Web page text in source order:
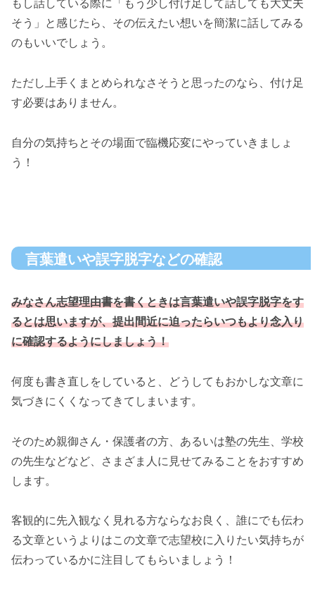
もし話している際に「もう少し付け足して話しても大丈夫
そう」と感じたら、その伝えたい想いを簡潔に話してみる
のもいいでしょう。
ただし上手くまとめられなさそうと思ったのなら、付け足
す必要はありません。
自分の気持ちとその場面で臨機応変にやっていきましょ
う！
言葉遣いや誤字脱字などの確認
みなさん志望理由書を書くときは言葉遣いや誤字脱字をす
るとは思いますが、提出間近に迫ったらいつもより念入り
に確認するようにしましょう！
何度も書き直しをしていると、どうしてもおかしな文章に
気づきにくくなってきてしまいます。
そのため親御さん・保護者の方、あるいは塾の先生、学校
の先生などなど、さまざま人に見せてみることをおすすめ
します。
客観的に先入観なく見れる方ならなお良く、誰にでも伝わ
る文章というよりはこの文章で志望校に入りたい気持ちが
伝わっているかに注目してもらいましょう！